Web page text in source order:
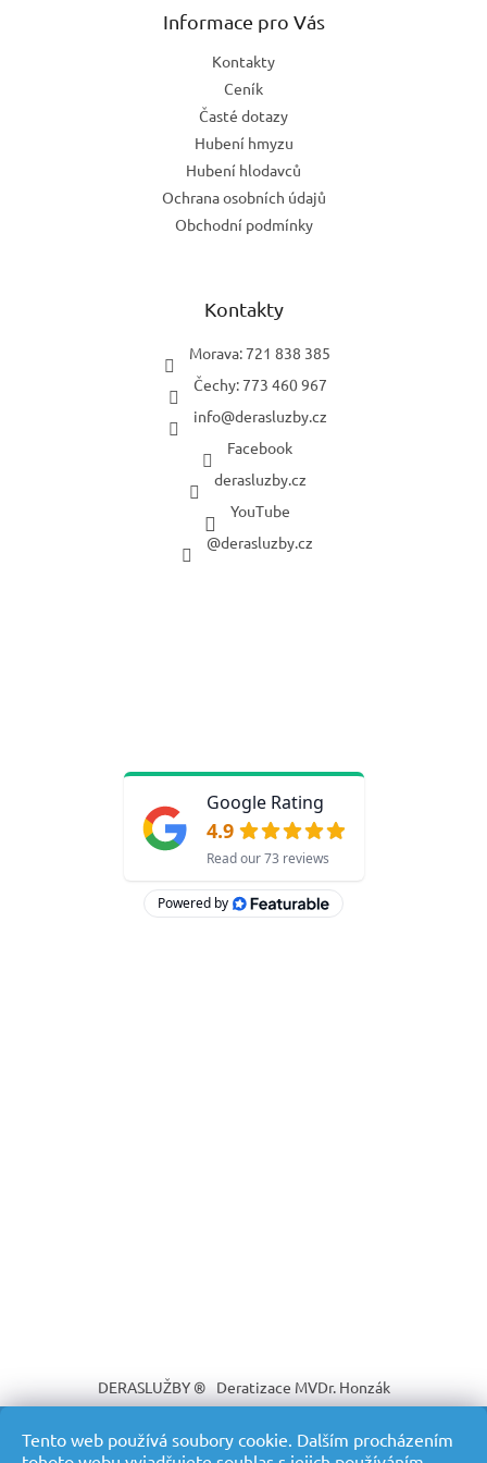
Tento web používá soubory cookie. Dalším procházením
Informace pro Vás
Kontakty
Ceník
Časté dotazy
Hubení hmyzu
Hubení hlodavců
Ochrana osobních údajů
Obchodní podmínky
Kontakty
Morava: 721 838 385
Čechy: 773 460 967
info@derasluzby.cz
Facebook
derasluzby.cz
YouTube
@derasluzby.cz
DERASLUŽBY ® Deratizace MVDr. Honzák